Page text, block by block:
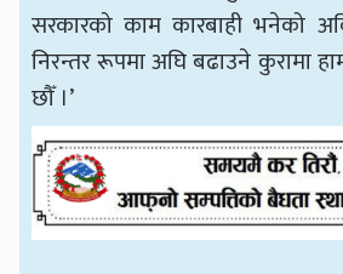
सरकारको काम कारबाही भनेको
निरन्तर रूपमा अघि बढाउने कुरामा
छौँ ।’